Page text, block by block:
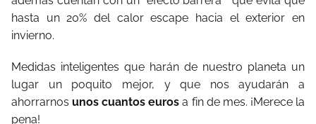
hasta un 20% del calor escape hacia el exterior en
invierno.
Medidas inteligentes que harán de nuestro planeta un
lugar un poquito mejor, y que nos ayudarán a
ahorrarnos unos cuantos euros a fin de mes. ¡Merece la
pena!